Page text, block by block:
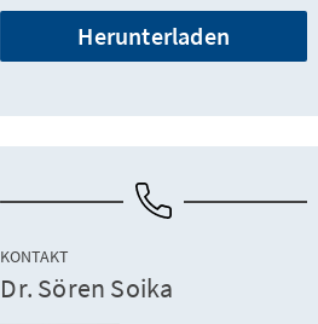
Herunterladen
KONTAKT
Dr. Sören Soika